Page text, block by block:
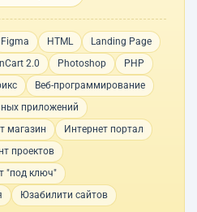
Figma HTML
Landing Page
2.0 Photoshop
PHP
Веб-программирование
приложений
магазин
Интернет портал
проектов
"под ключ"
Юзабилити сайтов